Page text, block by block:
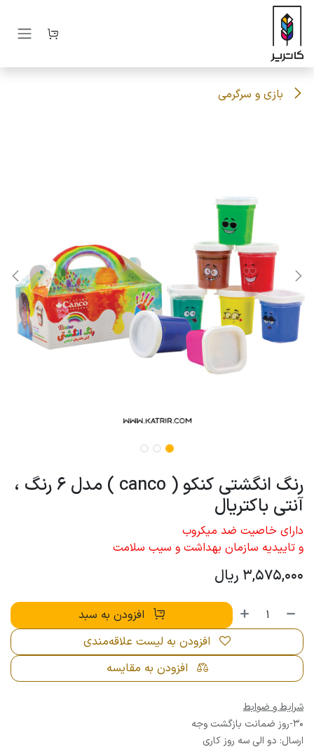
صرف نظر و مشاهده محتوا
بازی و سرگرمی
رنگ انگشتی کنکو ( canco ) مدل 6 رنگ ،
آنتی باکتریال
دارای خاصیت ضد میکروب
و تاییدیه سازمان بهداشت و سیب سلامت
3,575,000 ریال
افزودن به سبد
افزودن به مقایسه
افزودن به لیست علاقه‌مندی
شرایط و ضوابط
30-روز ضمانت بازگشت وجه
ارسال: دو الی سه روز کاری